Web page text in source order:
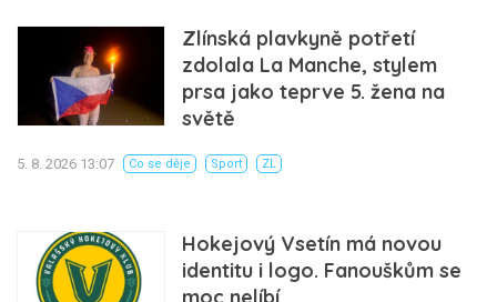
Zlínská plavkyně potřetí
zdolala La Manche, stylem
prsa jako teprve 5. žena na
světě
5. 8. 2026 13:07 Co se děje Sport ZL
Hokejový Vsetín má novou
identitu i logo. Fanouškům se